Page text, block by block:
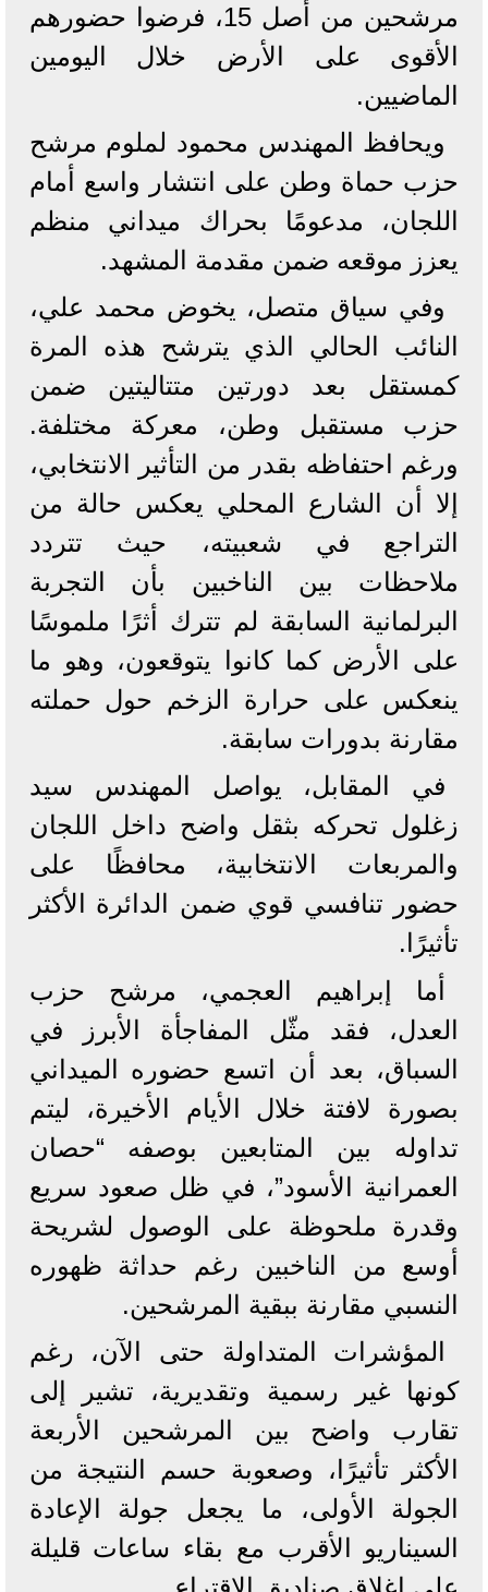
مرشحين من أصل 15، فرضوا حضورهم
الأقوى على الأرض خلال اليومين
الماضيين.
ويحافظ المهندس محمود لملوم مرشح
حزب حماة وطن على انتشار واسع أمام
اللجان، مدعومًا بحراك ميداني منظم
يعزز موقعه ضمن مقدمة المشهد.
وفي سياق متصل، يخوض محمد علي،
النائب الحالي الذي يترشح هذه المرة
كمستقل بعد دورتين متتاليتين ضمن
حزب مستقبل وطن، معركة مختلفة.
ورغم احتفاظه بقدر من التأثير الانتخابي،
إلا أن الشارع المحلي يعكس حالة من
التراجع في شعبيته، حيث تتردد
ملاحظات بين الناخبين بأن التجربة
البرلمانية السابقة لم تترك أثرًا ملموسًا
على الأرض كما كانوا يتوقعون، وهو ما
ينعكس على حرارة الزخم حول حملته
مقارنة بدورات سابقة.
في المقابل، يواصل المهندس سيد
زغلول تحركه بثقل واضح داخل اللجان
والمربعات الانتخابية، محافظًا على
حضور تنافسي قوي ضمن الدائرة الأكثر
تأثيرًا.
أما إبراهيم العجمي، مرشح حزب
العدل، فقد مثّل المفاجأة الأبرز في
السباق، بعد أن اتسع حضوره الميداني
بصورة لافتة خلال الأيام الأخيرة، ليتم
تداوله بين المتابعين بوصفه “حصان
العمرانية الأسود”، في ظل صعود سريع
وقدرة ملحوظة على الوصول لشريحة
أوسع من الناخبين رغم حداثة ظهوره
النسبي مقارنة ببقية المرشحين.
المؤشرات المتداولة حتى الآن، رغم
كونها غير رسمية وتقديرية، تشير إلى
تقارب واضح بين المرشحين الأربعة
الأكثر تأثيرًا، وصعوبة حسم النتيجة من
الجولة الأولى، ما يجعل جولة الإعادة
السيناريو الأقرب مع بقاء ساعات قليلة